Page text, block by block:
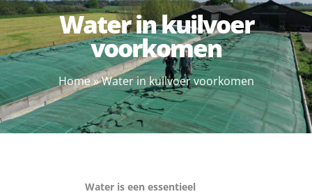
Water in kuilvoer
voorkomen
Home»Water in kuilvoer voorkomen
Water is een essentieel